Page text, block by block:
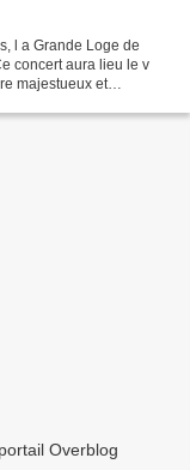
l a Grande Loge de
concert aura lieu le v
majestueux et
Overblog